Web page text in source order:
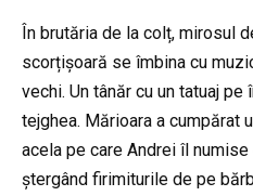
În brutăria de la colț, mirosul
scorțișoară se îmbina cu
vechi. Un tânăr cu un tatuaj
tejghea. Mărioara a cumpărat
acela pe care Andrei îl
ștergând firimiturile de pe